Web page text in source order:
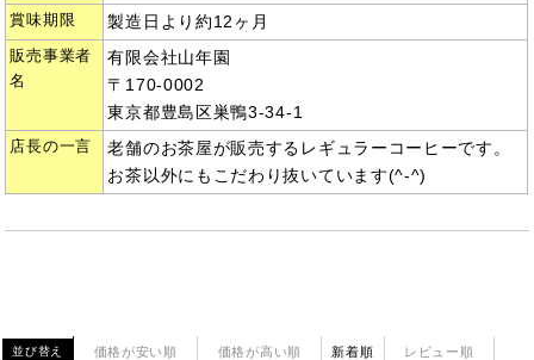
賞味期限 製造日より約12ヶ月
販売事業者
名
有限会社山年園
〒170-0002
東京都豊島区巣鴨3-34-1
店長の一言
老舗のお茶屋が販売するレギュラーコーヒーです。
お茶以外にもこだわり抜いています(^-^)
並び替え 価格が安い順 価格が高い順 新着順 レビュー順